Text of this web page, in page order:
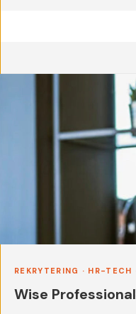
REKRYTERING · HR-TECH
Wise